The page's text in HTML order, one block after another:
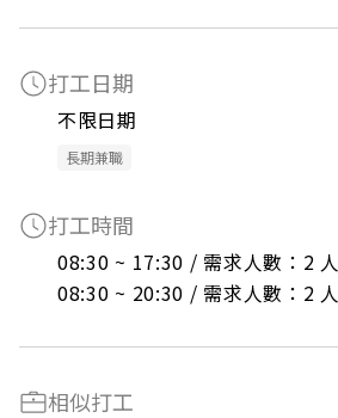
打工日期
不限日期
長期兼職
打工時間
08:30 ~ 17:30 / 需求人數：2 人
08:30 ~ 20:30 / 需求人數：2 人
相似打工